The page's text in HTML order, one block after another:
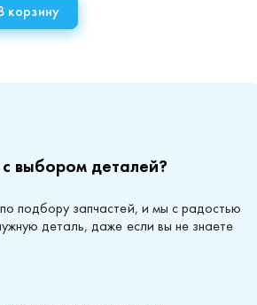
корзину
выбором деталей?
подбору запчастей, и мы с радостью
деталь, даже если вы не знаете